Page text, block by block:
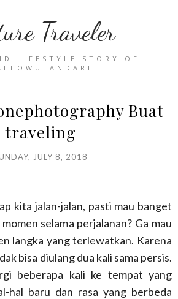
Traveler
LIFESTYLE STORY OF
Buat
traveling
JULY 8, 2018
kita jalan-jalan, pasti mau banget
selama perjalanan? Ga mau
langka yang terlewatkan. Karena
bisa diulang dua kali sama persis.
beberapa kali ke tempat yang
hal baru dan rasa yang berbeda